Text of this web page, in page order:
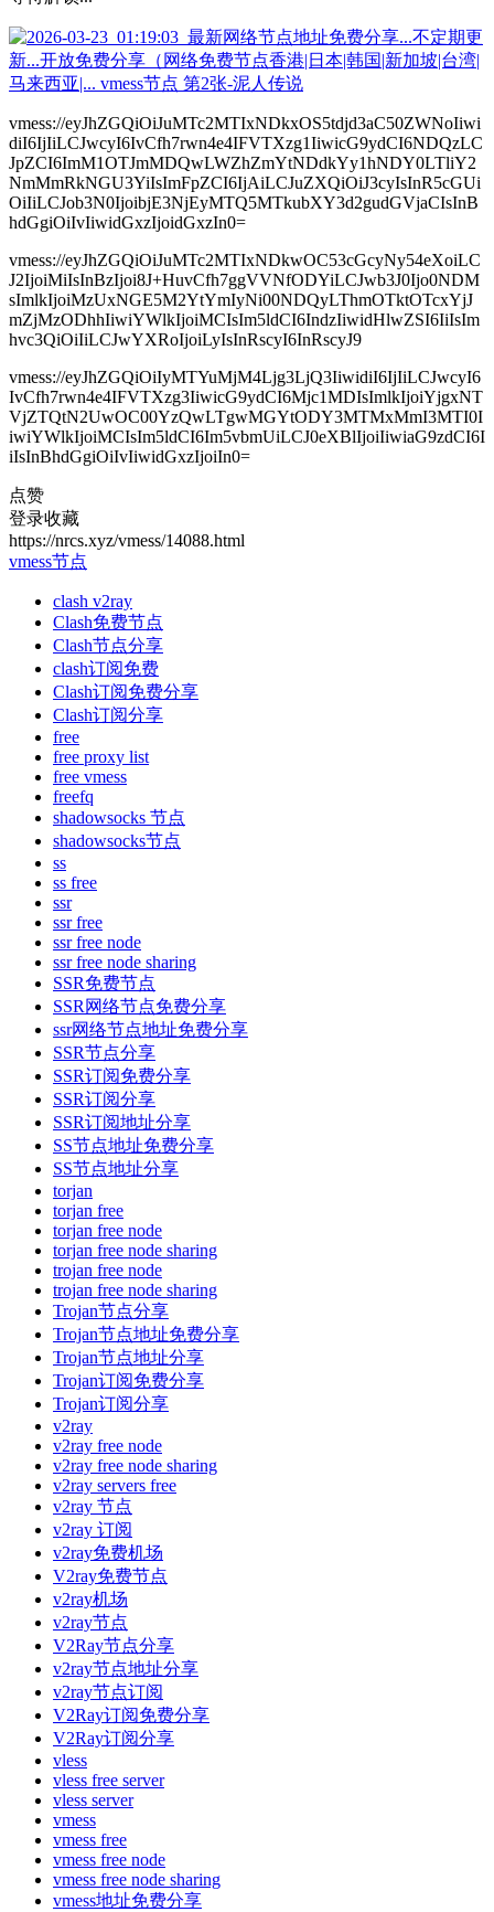
vmess://eyJhZGQiOiJuMTc2MTIxNDkxOS5tdjd3aC50ZWNoIiwi
diI6IjIiLCJwcyI6IvCfh7rwn4e4IFVTXzg1IiwicG9ydCI6NDQzLC
JpZCI6ImM1OTJmMDQwLWZhZmYtNDdkYy1hNDY0LTliY2
NmMmRkNGU3YiIsImFpZCI6IjAiLCJuZXQiOiJ3cyIsInR5cGUi
OiIiLCJob3N0IjoibjE3NjEyMTQ5MTkubXY3d2gudGVjaCIsInB
hdGgiOiIvIiwidGxzIjoidGxzIn0=
vmess://eyJhZGQiOiJuMTc2MTIxNDkwOC53cGcyNy54eXoiLC
J2IjoiMiIsInBzIjoi8J+HuvCfh7ggVVNfODYiLCJwb3J0Ijo0NDM
sImlkIjoiMzUxNGE5M2YtYmIyNi00NDQyLThmOTktOTcxYjJ
mZjMzODhhIiwiYWlkIjoiMCIsIm5ldCI6IndzIiwidHlwZSI6IiIsIm
hvc3QiOiIiLCJwYXRoIjoiLyIsInRscyI6InRscyJ9
vmess://eyJhZGQiOiIyMTYuMjM4Ljg3LjQ3IiwidiI6IjIiLCJwcyI6
IvCfh7rwn4e4IFVTXzg3IiwicG9ydCI6Mjc1MDIsImlkIjoiYjgxNT
VjZTQtN2UwOC00YzQwLTgwMGYtODY3MTMxMmI3MTI0I
iwiYWlkIjoiMCIsIm5ldCI6Im5vbmUiLCJ0eXBlIjoiIiwiaG9zdCI6I
iIsInBhdGgiOiIvIiwidGxzIjoiIn0=
点赞
登录收藏
https://nrcs.xyz/vmess/14088.html
vmess节点
clash v2ray
Clash免费节点
Clash节点分享
clash订阅免费
Clash订阅免费分享
Clash订阅分享
free
free proxy list
free vmess
freefq
shadowsocks 节点
shadowsocks节点
ss
ss free
ssr
ssr free
ssr free node
ssr free node sharing
SSR免费节点
SSR网络节点免费分享
ssr网络节点地址免费分享
SSR节点分享
SSR订阅免费分享
SSR订阅分享
SSR订阅地址分享
SS节点地址免费分享
SS节点地址分享
torjan
torjan free
torjan free node
torjan free node sharing
trojan free node
trojan free node sharing
Trojan节点分享
Trojan节点地址免费分享
Trojan节点地址分享
Trojan订阅免费分享
Trojan订阅分享
v2ray
v2ray free node
v2ray free node sharing
v2ray servers free
v2ray 节点
v2ray 订阅
v2ray免费机场
V2ray免费节点
v2ray机场
v2ray节点
V2Ray节点分享
v2ray节点地址分享
v2ray节点订阅
V2Ray订阅免费分享
V2Ray订阅分享
vless
vless free server
vless server
vmess
vmess free
vmess free node
vmess free node sharing
vmess地址免费分享